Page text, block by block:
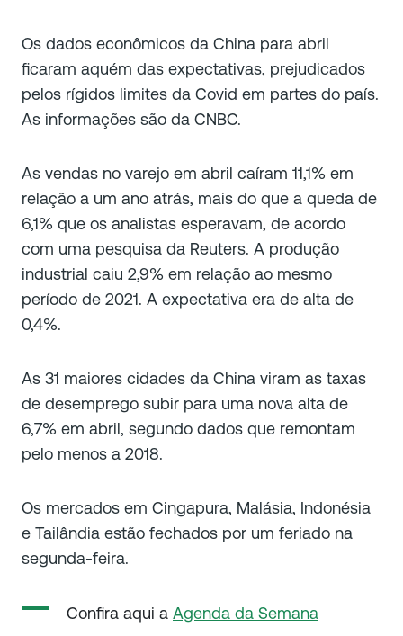
Os dados econômicos da China para abril
ficaram aquém das expectativas, prejudicados
pelos rígidos limites da Covid em partes do país.
As informações são da CNBC.
As vendas no varejo em abril caíram 11,1% em
relação a um ano atrás, mais do que a queda de
6,1% que os analistas esperavam, de acordo
com uma pesquisa da Reuters. A produção
industrial caiu 2,9% em relação ao mesmo
período de 2021. A expectativa era de alta de
0,4%.
As 31 maiores cidades da China viram as taxas
de desemprego subir para uma nova alta de
6,7% em abril, segundo dados que remontam
pelo menos a 2018.
Os mercados em Cingapura, Malásia, Indonésia
e Tailândia estão fechados por um feriado na
segunda-feira.
Confira aqui a Agenda da Semana